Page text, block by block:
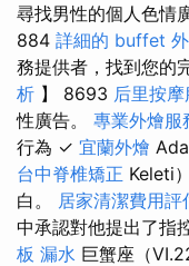
尋找男性的個人色情
884 詳細的 buffet
務提供者，找到您的
析 】 8693 后里按摩
性廣告。 專業外燴服
行為 ✓ 宜蘭外燴
台中脊椎矯正 Keleti
白。 居家清潔費用評
中承認對他提出了指
板 漏水 巨蟹座（